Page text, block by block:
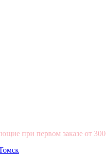
при первом заказе от